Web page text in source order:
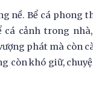
nề. Bể cá phong
cảnh trong
phát mà còn
còn khó giữ,